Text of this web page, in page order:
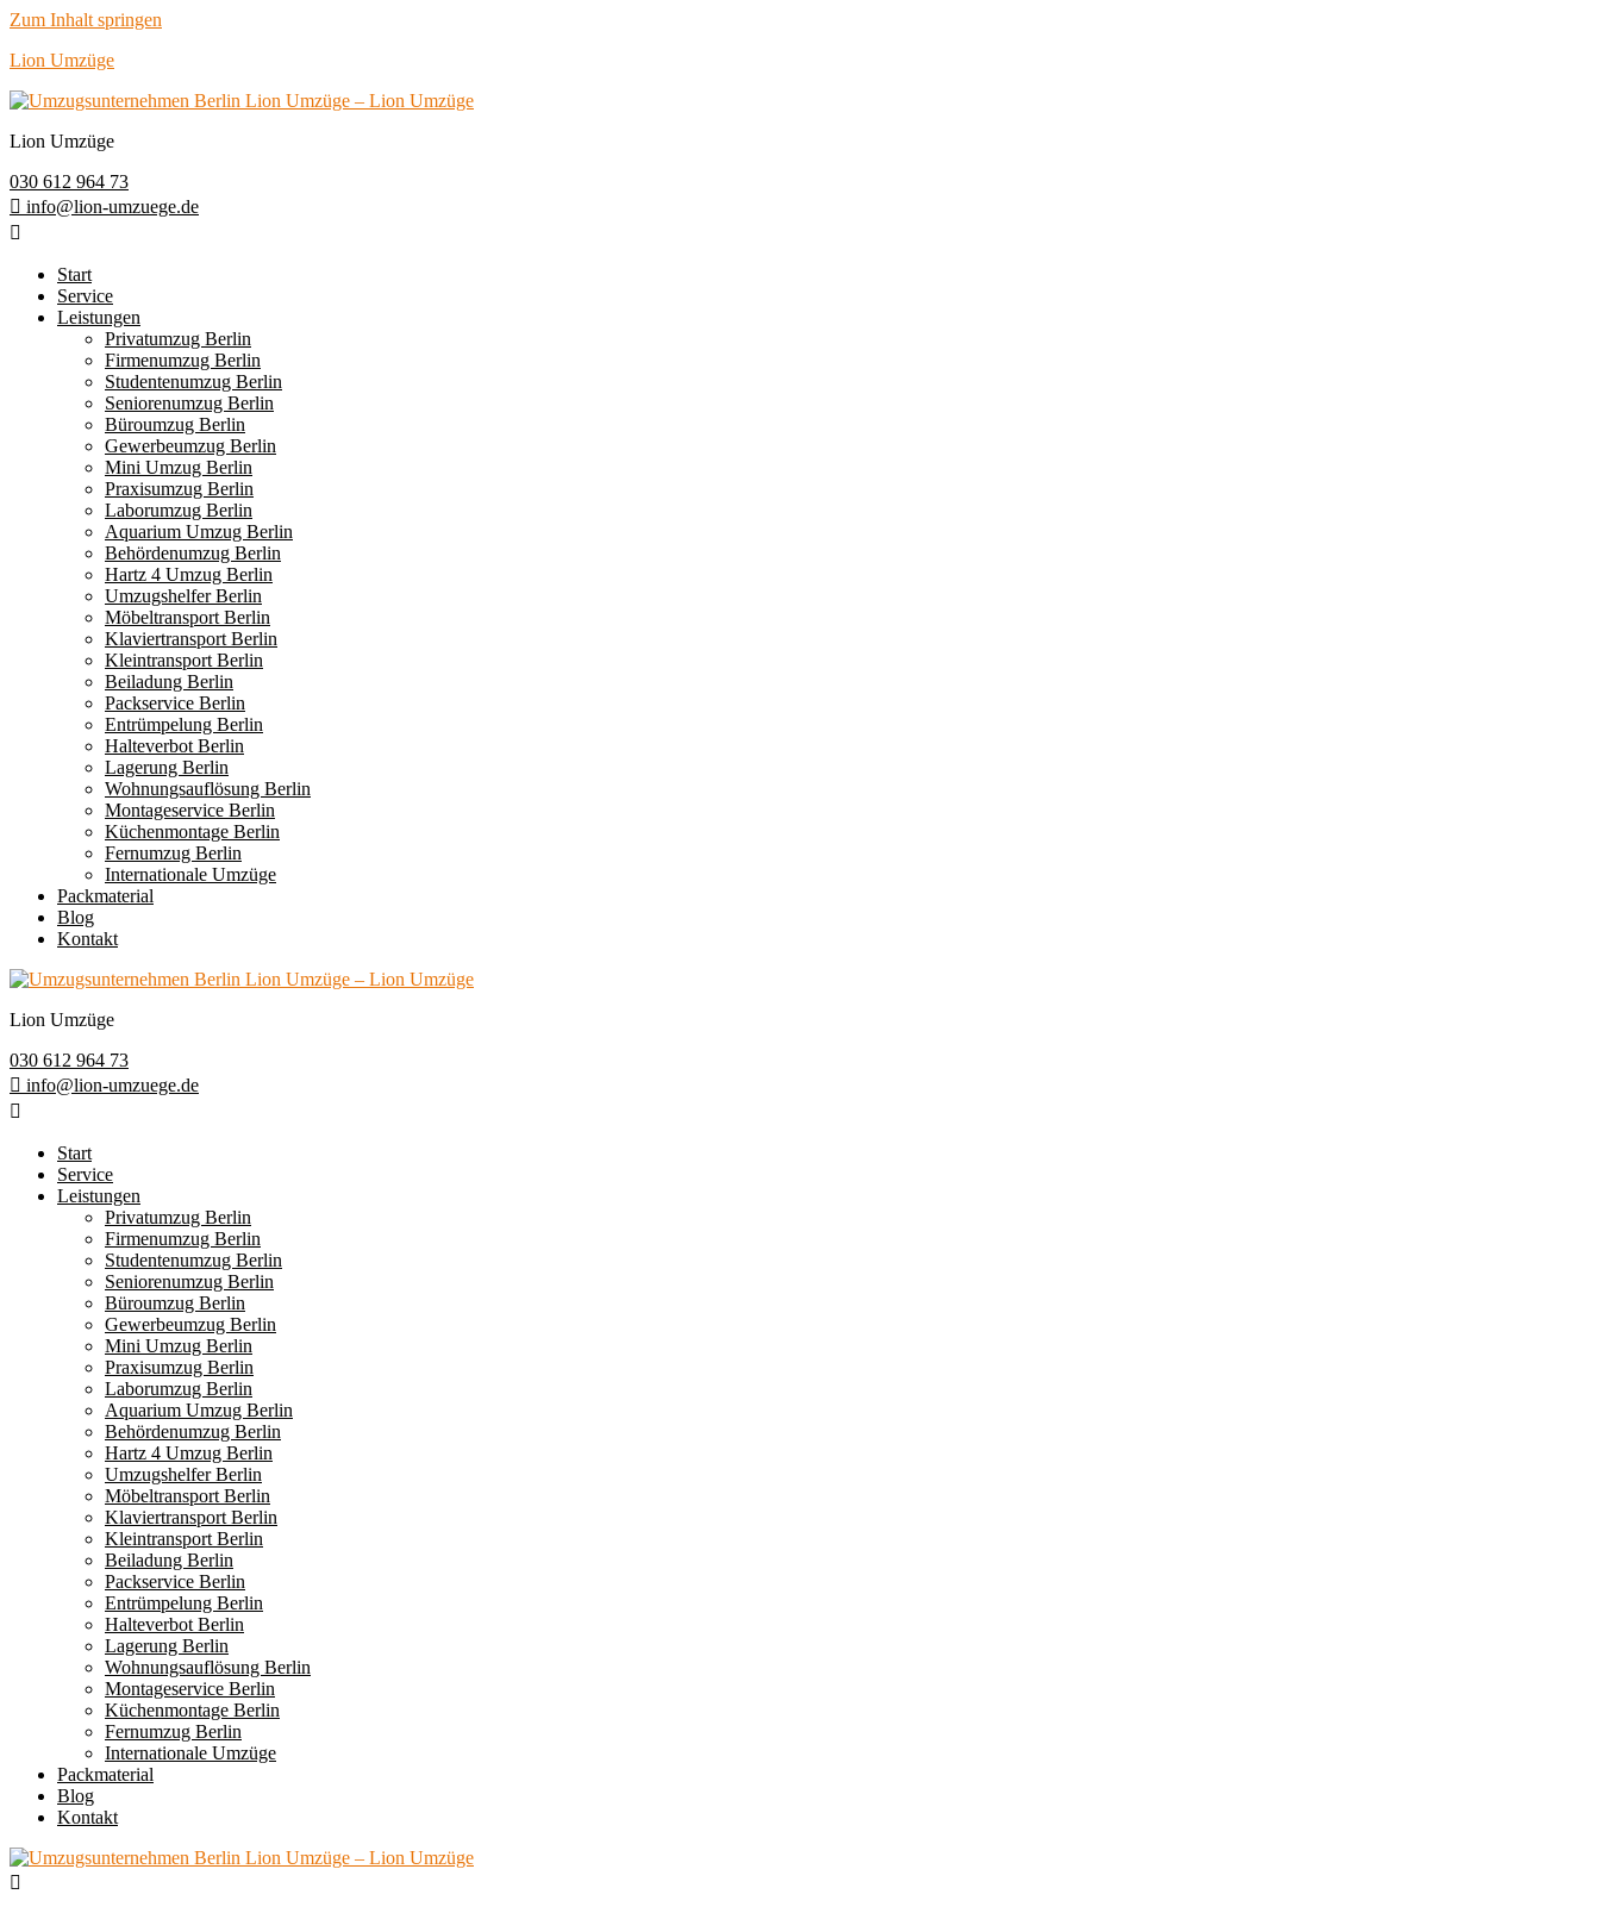
Zum Inhalt springen
Lion Umzüge
Lion Umzüge
030 612 964 73
info@lion-umzuege.de
Start
Service
Leistungen
Privatumzug Berlin
Firmenumzug Berlin
Studentenumzug Berlin
Seniorenumzug Berlin
Büroumzug Berlin
Gewerbeumzug Berlin
Mini Umzug Berlin
Praxisumzug Berlin
Laborumzug Berlin
Aquarium Umzug Berlin
Behördenumzug Berlin
Hartz 4 Umzug Berlin
Umzugshelfer Berlin
Möbeltransport Berlin
Klaviertransport Berlin
Kleintransport Berlin
Beiladung Berlin
Packservice Berlin
Entrümpelung Berlin
Halteverbot Berlin
Lagerung Berlin
Wohnungsauflösung Berlin
Montageservice Berlin
Küchenmontage Berlin
Fernumzug Berlin
Internationale Umzüge
Packmaterial
Blog
Kontakt
Lion Umzüge
030 612 964 73
info@lion-umzuege.de
Start
Service
Leistungen
Privatumzug Berlin
Firmenumzug Berlin
Studentenumzug Berlin
Seniorenumzug Berlin
Büroumzug Berlin
Gewerbeumzug Berlin
Mini Umzug Berlin
Praxisumzug Berlin
Laborumzug Berlin
Aquarium Umzug Berlin
Behördenumzug Berlin
Hartz 4 Umzug Berlin
Umzugshelfer Berlin
Möbeltransport Berlin
Klaviertransport Berlin
Kleintransport Berlin
Beiladung Berlin
Packservice Berlin
Entrümpelung Berlin
Halteverbot Berlin
Lagerung Berlin
Wohnungsauflösung Berlin
Montageservice Berlin
Küchenmontage Berlin
Fernumzug Berlin
Internationale Umzüge
Packmaterial
Blog
Kontakt